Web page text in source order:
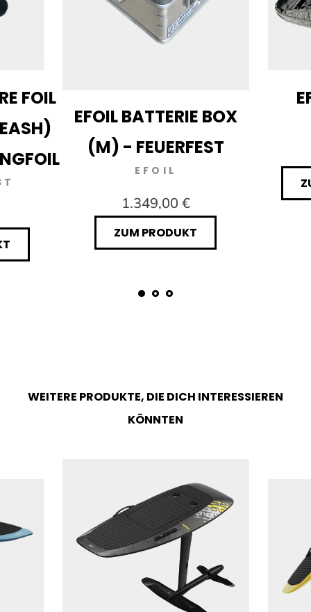
FOIL
EFOIL BATTERIE BOX
(M) - FEUERFEST
EFOIL
1.349,00 €
ZUM PRODUKT
WEITERE PRODUKTE, DIE DICH INTERESSIEREN
KÖNNTEN